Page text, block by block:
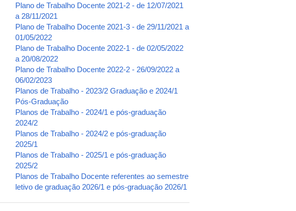
Plano de Trabalho Docente 2021-2 - de 12/07/2021
a 28/11/2021
Plano de Trabalho Docente 2021-3 - de 29/11/2021 a
01/05/2022
Plano de Trabalho Docente 2022-1 - de 02/05/2022
a 20/08/2022
Plano de Trabalho Docente 2022-2 - 26/09/2022 a
06/02/2023
Planos de Trabalho - 2023/2 Graduação e 2024/1
Pós-Graduação
Planos de Trabalho - 2024/1 e pós-graduação
2024/2
Planos de Trabalho - 2024/2 e pós-graduação
2025/1
Planos de Trabalho - 2025/1 e pós-graduação
2025/2
Planos de Trabalho Docente referentes ao semestre
letivo de graduação 2026/1 e pós-graduação 2026/1